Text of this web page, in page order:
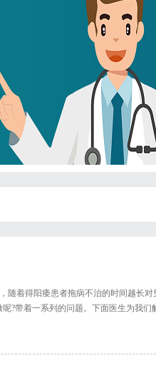
随着得阳痿患者拖病不治的时间越长对
?带着一系列的问题。下面医生为我们